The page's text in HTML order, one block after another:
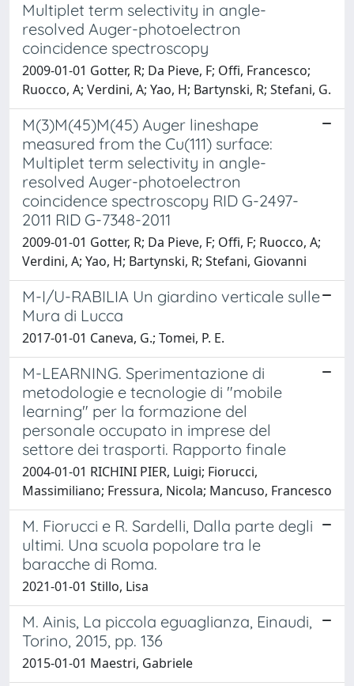
Multiplet term selectivity in angle-
resolved Auger-photoelectron
coincidence spectroscopy
2009-01-01 Gotter, R; Da Pieve, F; Offi, Francesco;
Ruocco, A; Verdini, A; Yao, H; Bartynski, R; Stefani, G.
M(3)M(45)M(45) Auger lineshape
measured from the Cu(111) surface:
Multiplet term selectivity in angle-
resolved Auger-photoelectron
coincidence spectroscopy RID G-2497-
2011 RID G-7348-2011
2009-01-01 Gotter, R; Da Pieve, F; Offi, F; Ruocco, A;
Verdini, A; Yao, H; Bartynski, R; Stefani, Giovanni
M-I/U-RABILIA Un giardino verticale sulle
Mura di Lucca
2017-01-01 Caneva, G.; Tomei, P. E.
M-LEARNING. Sperimentazione di
metodologie e tecnologie di "mobile
learning" per la formazione del
personale occupato in imprese del
settore dei trasporti. Rapporto finale
2004-01-01 RICHINI PIER, Luigi; Fiorucci,
Massimiliano; Fressura, Nicola; Mancuso, Francesco
M. Fiorucci e R. Sardelli, Dalla parte degli
ultimi. Una scuola popolare tra le
baracche di Roma.
2021-01-01 Stillo, Lisa
M. Ainis, La piccola eguaglianza, Einaudi,
Torino, 2015, pp. 136
2015-01-01 Maestri, Gabriele